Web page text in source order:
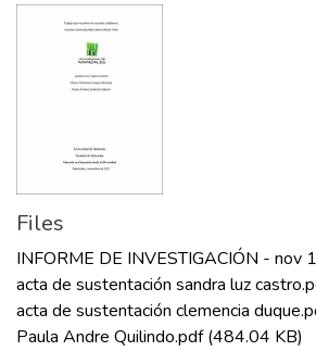
Files
INFORME DE INVESTIGACIÓN - nov
acta de sustentación sandra luz
acta de sustentación clemencia
Paula Andre Quilindo.pdf(484.04 KB)